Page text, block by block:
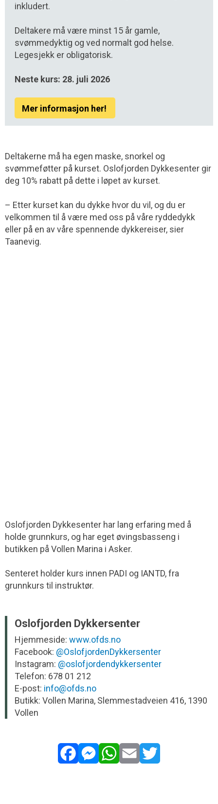
inkludert.
Deltakere må være minst 15 år gamle,
svømmedyktig og ved normalt god helse.
Legesjekk er obligatorisk.
Neste kurs: 28. juli 2026
Mer informasjon her!
Deltakerne må ha egen maske, snorkel og
svømmeføtter på kurset. Oslofjorden Dykkesenter gir
deg 10% rabatt på dette i løpet av kurset.
– Etter kurset kan du dykke hvor du vil, og du er
velkommen til å være med oss på våre ryddedykk
eller på en av våre spennende dykkereiser, sier
Taanevig.
Oslofjorden Dykkesenter har lang erfaring med å
holde grunnkurs, og har eget øvingsbasseng i
butikken på Vollen Marina i Asker.
Senteret holder kurs innen PADI og IANTD, fra
grunnkurs til instruktør.
Oslofjorden Dykkersenter
Hjemmeside: www.ofds.no
Facebook: @OslofjordenDykkersenter
Instagram: @oslofjordendykkersenter
Telefon: 678 01 212
E-post: info@ofds.no
Butikk: Vollen Marina, Slemmestadveien 416, 1390
Vollen